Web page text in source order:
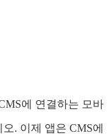
에 연결하는 모바
. 이제 앱은 CMS에